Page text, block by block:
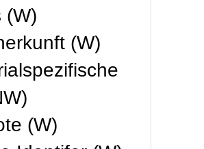
(W)
(W)
(W)